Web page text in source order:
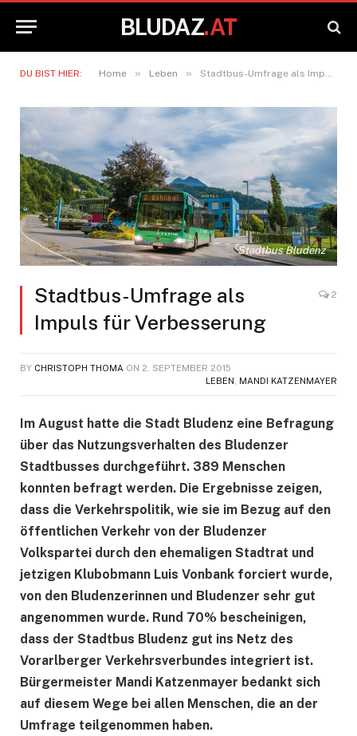
BLUDAZ.AT
DU BIST HIER: Home » Leben » Stadtbus-Umfrage als Impuls für Verbesserung
Stadtbus Bludenz
Stadtbus-Umfrage als
Impuls für Verbesserung
2
BY CHRISTOPH THOMA ON 2. SEPTEMBER 2015
LEBEN
MANDI KATZENMAYER
Im August hatte die Stadt Bludenz eine Befragung
über das Nutzungsverhalten des Bludenzer
Stadtbusses durchgeführt. 389 Menschen
konnten befragt werden. Die Ergebnisse zeigen,
dass die Verkehrspolitik, wie sie im Bezug auf den
öffentlichen Verkehr von der Bludenzer
Volkspartei durch den ehemaligen Stadtrat und
jetzigen Klubobmann Luis Vonbank forciert wurde,
von den Bludenzerinnen und Bludenzer sehr gut
angenommen wurde. Rund 70% bescheinigen,
dass der Stadtbus Bludenz gut ins Netz des
Vorarlberger Verkehrsverbundes integriert ist.
Bürgermeister Mandi Katzenmayer bedankt sich
auf diesem Wege bei allen Menschen, die an der
Umfrage teilgenommen haben.